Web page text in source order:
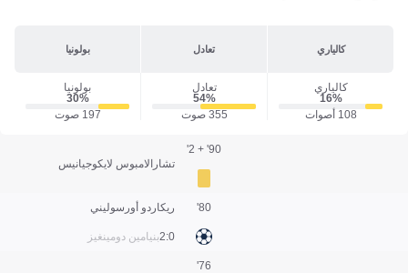
كالياري تعادل بولونيا
كالياري
16‎%‎
108 أصوات
تعادل
54‎%‎
355 صوت
بولونيا
30‎%‎
197 صوت
تشارالامبوس لايكوجيانيس
90' + 2'
ريكاردو أورسوليني
بنيامين دومينغيز0:2
80'
76'